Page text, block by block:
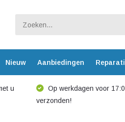
Nieuw Aanbiedingen
u
Op werkdagen voor
verzonden!